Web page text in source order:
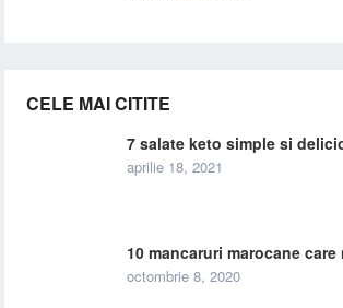
CELE MAI CITITE
7 salate keto simple si
aprilie 18, 2021
10 mancaruri marocane
octombrie 8, 2020